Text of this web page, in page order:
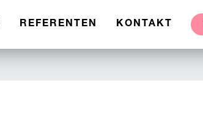
REFERENTEN KONTAKT